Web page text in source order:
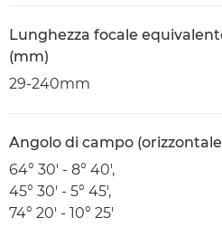
Lunghezza focale
(mm)
29-240mm
Angolo di campo
64° 30' - 8° 40',
45° 30' - 5° 45',
74° 20' - 10° 25'